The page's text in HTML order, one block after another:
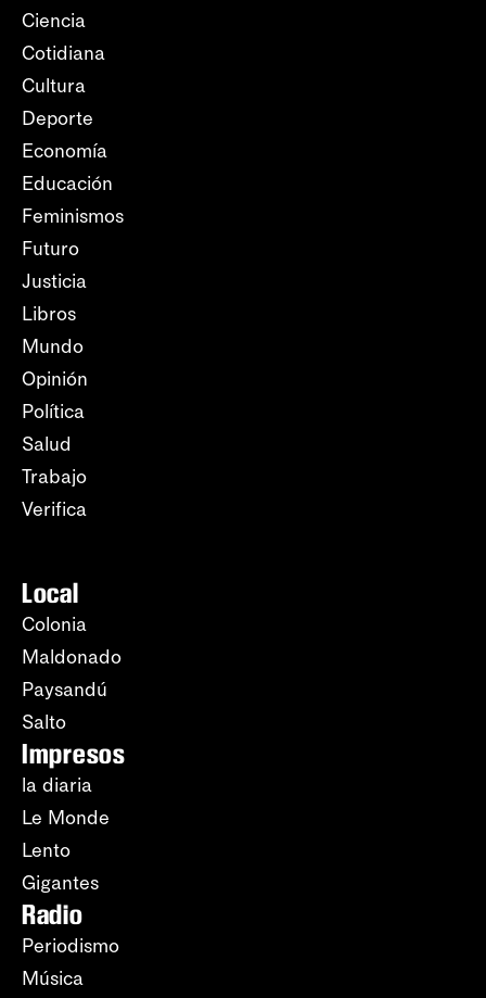
Ciencia
Cotidiana
Cultura
Deporte
Economía
Educación
Feminismos
Futuro
Justicia
Libros
Mundo
Opinión
Política
Salud
Trabajo
Verifica
Local
Colonia
Maldonado
Paysandú
Salto
Impresos
la diaria
Le Monde
Lento
Gigantes
Radio
Periodismo
Música